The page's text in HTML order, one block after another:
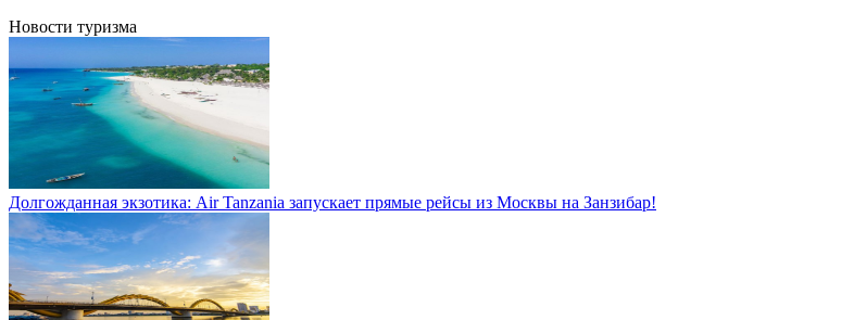
Новости туризма
Долгожданная экзотика: Air Tanzania запускает прямые рейсы из Москвы на Занзибар!